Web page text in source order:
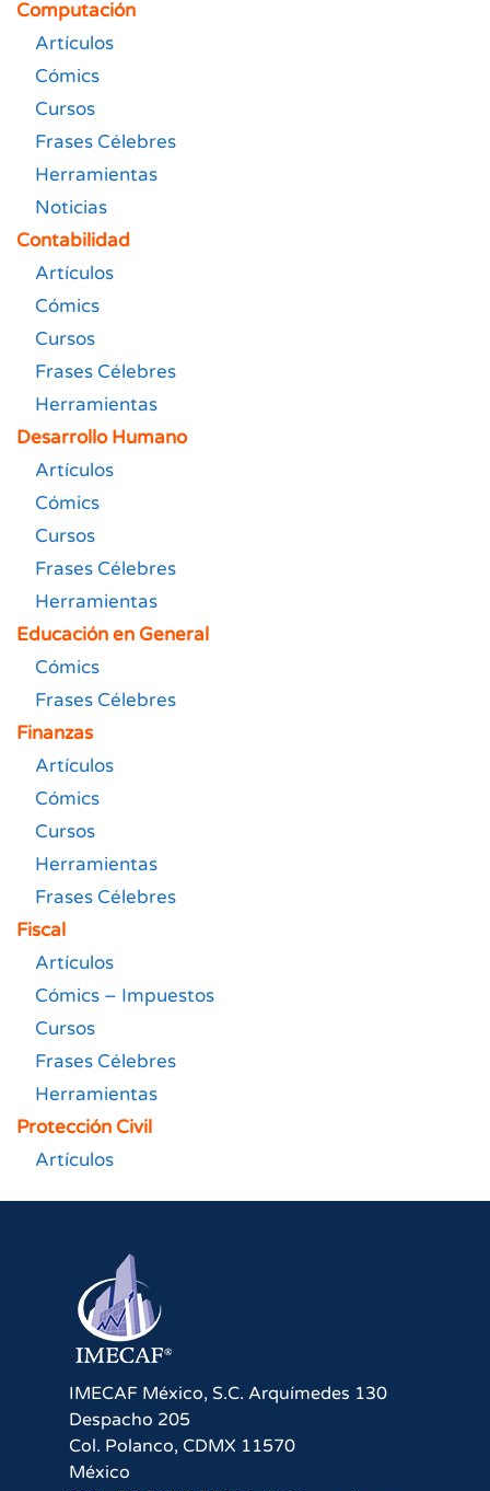
Computación
Artículos
Cómics
Cursos
Frases Célebres
Herramientas
Noticias
Contabilidad
Artículos
Cómics
Cursos
Frases Célebres
Herramientas
Desarrollo Humano
Artículos
Cómics
Cursos
Frases Célebres
Herramientas
Educación en General
Cómics
Frases Célebres
Finanzas
Artículos
Cómics
Cursos
Herramientas
Frases Célebres
Fiscal
Artículos
Cómics – Impuestos
Cursos
Frases Célebres
Herramientas
Protección Civil
Artículos
IMECAF México, S.C. Arquímedes 130
Despacho 205
Col. Polanco, CDMX 11570
México